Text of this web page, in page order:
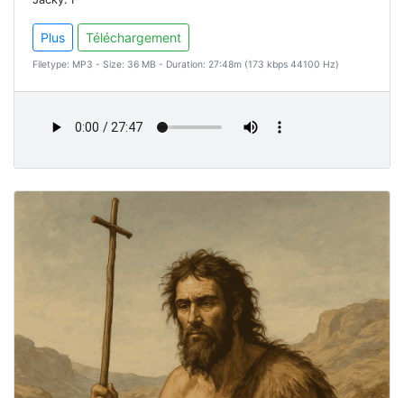
Plus Téléchargement
Filetype: MP3 - Size: 36 MB - Duration: 27:48m (173 kbps 44100 Hz)